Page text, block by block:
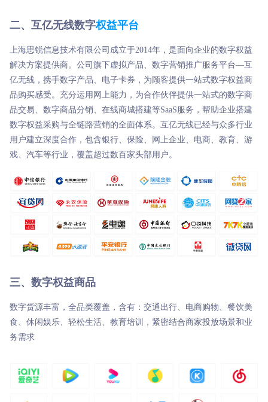
二、互亿无线数字权益平台
上海思锐信息技术有限公司成立于2014年，是面向企业的数字权益
解决方案提供商。公司旗下虚拟产品、数字营销推广服务平台—互
亿无线，携手数字产品、电子卡券，为顾客提供一站式数字权益商
品购买感受。充分运用网上能力，为合作伙伴提供一站式的数字商
品交易、数字商品分销、在线商城搭建等SaaS服务，帮助企业搭建
数字权益采购与全链路营销的全面体系。互亿无线已经与众多行业
用户建立深度合作，包含银行、保险、网上企业、电商、教育、游
戏、汽车等行业，覆盖超过数百家头部用户。
三、数字权益商品
数字货源丰富，全品类覆盖，含有：交通出行、电商购物、餐饮美
食、休闲娱乐、轻松生活、教育培训，紧密结合商家投放场景和业
务需求